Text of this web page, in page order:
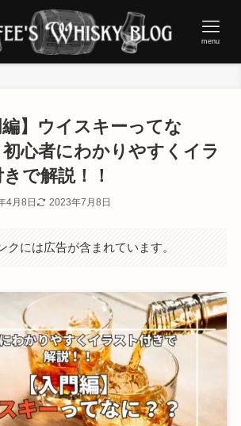
menu
編】ウイスキーってな
初心者にわかりやすくイラ
で解説！！
4月8日 2023年7月8日
クには広告が含まれています。